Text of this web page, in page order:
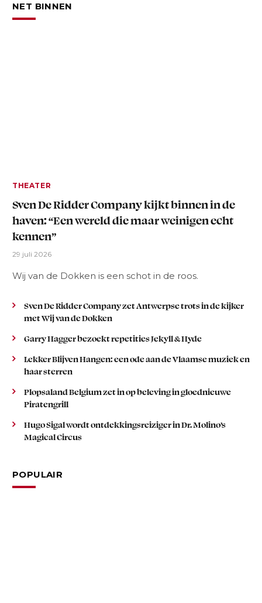
NET BINNEN
THEATER
Sven De Ridder Company kijkt binnen in de
haven: “Een wereld die maar weinigen echt
kennen”
29 juli 2026
Wij van de Dokken is een schot in de roos.
Sven De Ridder Company zet Antwerpse trots in de kijker
met Wij van de Dokken
Garry Hagger bezoekt repetities Jekyll & Hyde
Lekker Blijven Hangen: een ode aan de Vlaamse muziek en
haar sterren
Plopsaland Belgium zet in op beleving in gloednieuwe
Piratengrill
Hugo Sigal wordt ontdekkingsreiziger in Dr. Molino’s
Magical Circus
POPULAIR